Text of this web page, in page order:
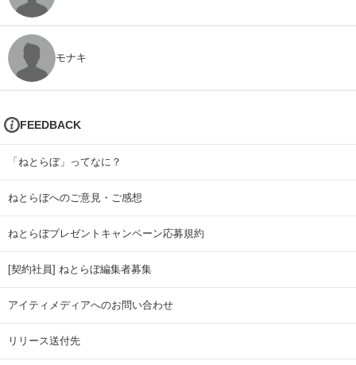
モナキ
FEEDBACK
「ねとらぼ」ってなに？
ねとらぼへのご意見・ご感想
ねとらぼプレゼントキャンペーン応募規約
[契約社員] ねとらぼ編集者募集
アイティメディアへのお問い合わせ
リリース送付先